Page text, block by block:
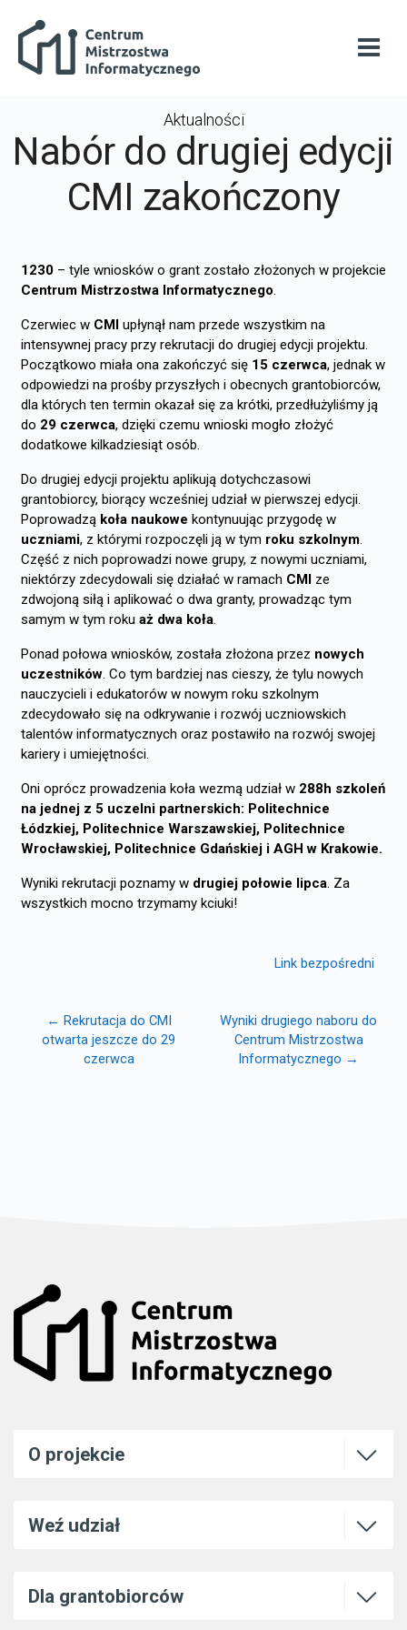
Aktualności
Nabór do drugiej edycji
CMI zakończony
1230 – tyle wniosków o grant zostało złożonych w projekcie
Centrum Mistrzostwa Informatycznego.
Czerwiec w CMI upłynął nam przede wszystkim na
intensywnej pracy przy rekrutacji do drugiej edycji projektu.
Początkowo miała ona zakończyć się 15 czerwca, jednak w
odpowiedzi na prośby przyszłych i obecnych grantobiorców,
dla których ten termin okazał się za krótki, przedłużyliśmy ją
do 29 czerwca, dzięki czemu wnioski mogło złożyć
dodatkowe kilkadziesiąt osób.
Do drugiej edycji projektu aplikują dotychczasowi
grantobiorcy, biorący wcześniej udział w pierwszej edycji.
Poprowadzą koła naukowe kontynuując przygodę w
uczniami, z którymi rozpoczęli ją w tym roku szkolnym.
Część z nich poprowadzi nowe grupy, z nowymi uczniami,
niektórzy zdecydowali się działać w ramach CMI ze
zdwojoną siłą i aplikować o dwa granty, prowadząc tym
samym w tym roku aż dwa koła.
Ponad połowa wniosków, została złożona przez nowych
uczestników. Co tym bardziej nas cieszy, że tylu nowych
nauczycieli i edukatorów w nowym roku szkolnym
zdecydowało się na odkrywanie i rozwój uczniowskich
talentów informatycznych oraz postawiło na rozwój swojej
kariery i umiejętności.
Oni oprócz prowadzenia koła wezmą udział w 288h szkoleń
na jednej z 5 uczelni partnerskich: Politechnice
Łódzkiej, Politechnice Warszawskiej, Politechnice
Wrocławskiej, Politechnice Gdańskiej i AGH w Krakowie.
Wyniki rekrutacji poznamy w drugiej połowie lipca. Za
wszystkich mocno trzymamy kciuki!
Link bezpośredni
← Rekrutacja do CMI
otwarta jeszcze do 29
czerwca
Wyniki drugiego naboru do
Centrum Mistrzostwa
Informatycznego →
O projekcie Otwórz
Weź udział Otwórz
Dla grantobiorców Otwórz